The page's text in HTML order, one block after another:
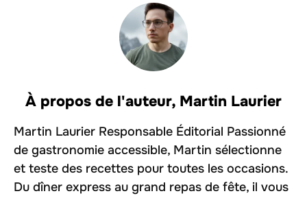
À propos de l'auteur, Martin Laurier
Martin Laurier Responsable Éditorial Passionné
de gastronomie accessible, Martin sélectionne
et teste des recettes pour toutes les occasions.
Du dîner express au grand repas de fête, il vous